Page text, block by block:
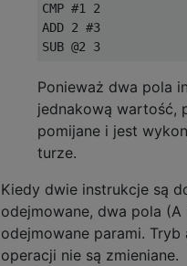
CMP #1 2
ADD 2 #3
Ponieważ dwa pola
jednakową wartość,
pomijane i jest
turze.
Kiedy dwie instrukcje są
odejmowane, dwa pola
odejmowane parami.
operacji nie są zmieniane.